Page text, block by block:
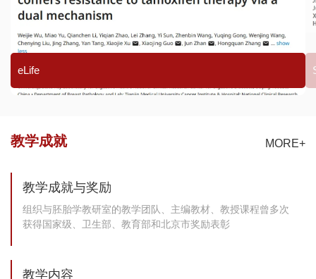
eLife
MORE+
教学成就
教学成就与奖励
组织与胚胎学教研室的教学团队、主编教材、教授课程曾多次
获得国家级、卫生部、教育部和北京市奖励表彰
教学内容